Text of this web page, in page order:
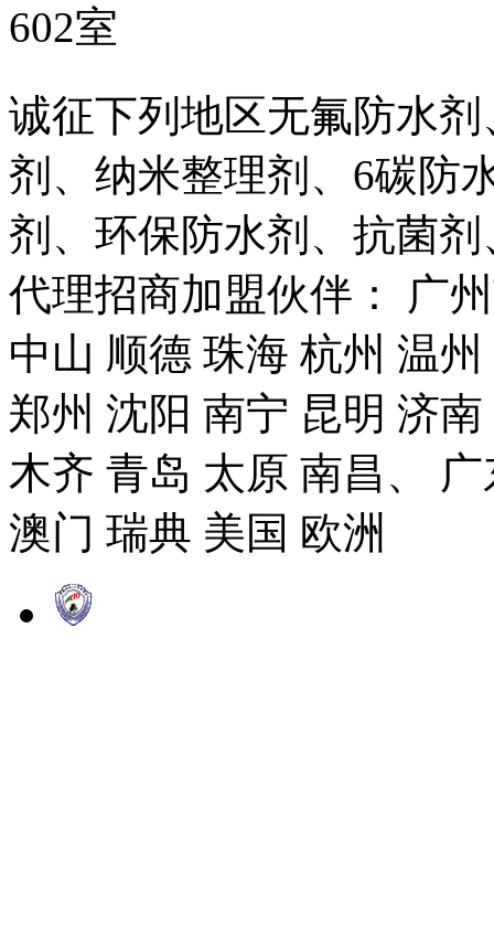
602室
诚征下列地区无氟防水
剂、纳米整理剂、6碳防
剂、环保防水剂、抗菌
代理招商加盟伙伴： 广
中山 顺德 珠海 杭州 温
郑州 沈阳 南宁 昆明 济
木齐 青岛 太原 南昌、
澳门 瑞典 美国 欧洲